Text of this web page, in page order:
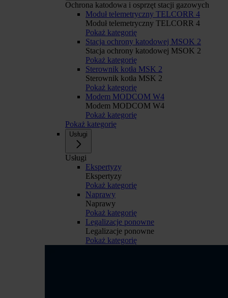
Ochrona katodowa i osprzęt stacji gazowych
Moduł telemetryczny TELCORR 4
Moduł telemetryczny TELCORR 4
Pokaż kategorię
Stacja ochrony katodowej MSOK 2
Stacja ochrony katodowej MSOK 2
Pokaż kategorię
Sterownik kotła MSK 2
Sterownik kotła MSK 2
Pokaż kategorię
Modem MODCOM W4
Modem MODCOM W4
Pokaż kategorię
Pokaż kategorię
Usługi
Usługi
Ekspertyzy
Ekspertyzy
Pokaż kategorię
Naprawy
Naprawy
Pokaż kategorię
Legalizacje ponowne
Legalizacje ponowne
Pokaż kategorię